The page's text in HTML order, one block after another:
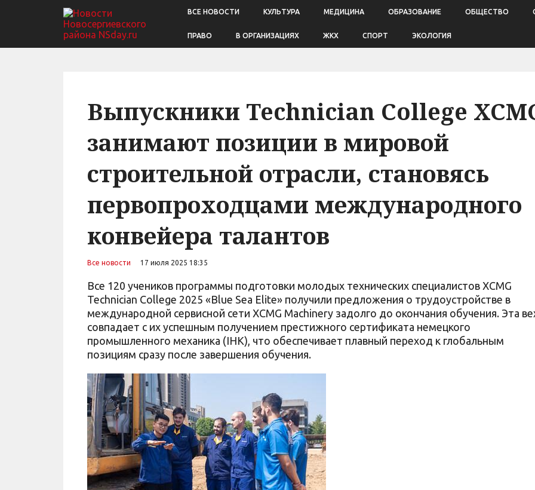
ВСЕ НОВОСТИ КУЛЬТУРА МЕДИЦИНА ОБРАЗОВАНИЕ ОБЩЕСТВО
ПРАВО В ОРГАНИЗАЦИЯХ ЖКХ СПОРТ ЭКОЛОГИЯ
Выпускники Technician College
занимают позиции в мировой
строительной отрасли, становясь
первопроходцами международного
конвейера талантов
Все новости 17 июля 2025 18:35
Все 120 учеников программы подготовки молодых технических специалистов XCMG
Technician College 2025 «Blue Sea Elite» получили предложения о трудоустройстве в
международной сервисной сети XCMG Machinery задолго до окончания обучения. Эта
совпадает с их успешным получением престижного сертификата немецкого
промышленного механика (IHK), что обеспечивает плавный переход к глобальным
позициям сразу после завершения обучения.